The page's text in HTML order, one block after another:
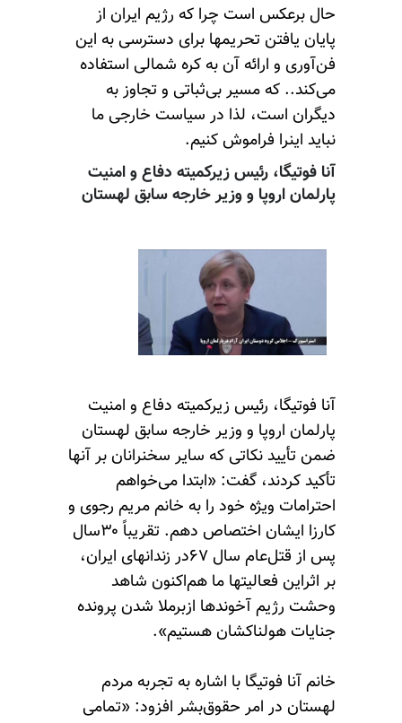
حال برعکس است چرا که رژیم ایران از
پایان یافتن تحریمها برای دسترسی به این
فن‌آوری و ارائه آن به کره شمالی استفاده
می‌کند.. که مسیر بی‌ثباتی و تجاوز به
دیگران است، لذا در سیاست خارجی ما
نباید اینرا فراموش کنیم.
آنا فوتیگا، رئیس زیرکمیته دفاع و امنیت
پارلمان اروپا و وزیر خارجه سابق لهستان
آنا فوتیگا، رئیس زیرکمیته دفاع و امنیت
پارلمان اروپا و وزیر خارجه سابق لهستان
ضمن تأیید نکاتی که سایر سخنرانان بر آنها
تأکید کردند، گفت:‌ «ابتدا می‌خواهم
احترامات ویژه خود را به خانم مریم رجوی و
کارزا ایشان اختصاص دهم. تقریباً ۳۰سال
پس از قتل‌عام سال ۶۷در زندانهای ایران،
بر اثراین فعالیتها ما هم‌اکنون شاهد
وحشت رژیم آخوندها ازبرملا شدن پرونده
جنایات هولناکشان هستیم».
خانم آنا فوتیگا با اشاره به تجربه مردم
لهستان در امر حقوق‌بشر افزود: «تمامی